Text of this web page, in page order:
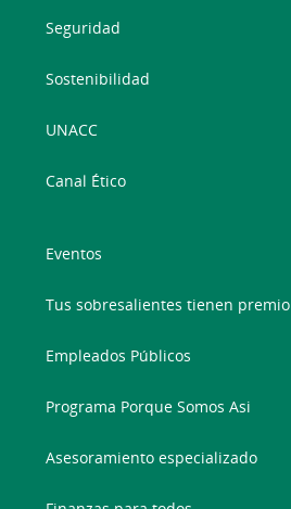
Seguridad
Sostenibilidad
UNACC
Canal Ético
Eventos
Tus sobresalientes tienen premio
Empleados Públicos
Programa Porque Somos Asi
Asesoramiento especializado